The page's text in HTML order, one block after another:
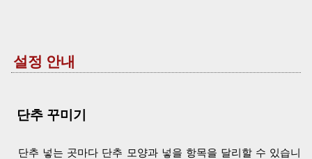
설정 안내
단추 꾸미기
단추 넣는 곳마다 단추 모양과 넣을 항목을 달리할 수 있습니